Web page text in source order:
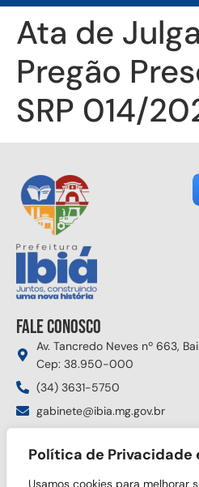
Política de Privacidade
Usamos cookies para melhorar
Ata de
Pregão
SRP 014/
Fale conosco
Av. Tancredo Neves nº 663,
Cep: 38.950-000
(34) 3631-5750
gabinete@ibia.mg.gov.br